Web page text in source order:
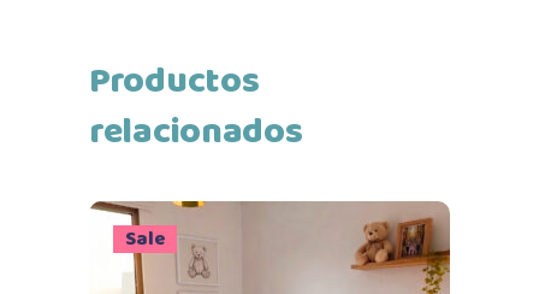
Productos
relacionados
Sale